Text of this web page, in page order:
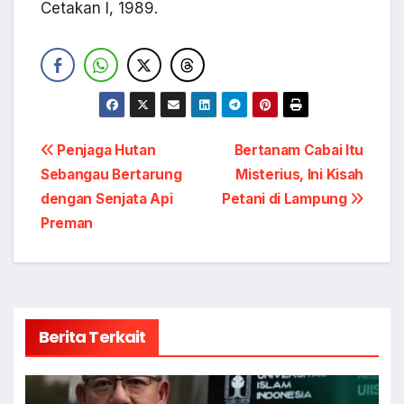
Cetakan I, 1989.
Navigasi
pos
Bertanam Cabai Itu
Misterius, Ini Kisah
Petani di Lampung
Penjaga Hutan
Sebangau Bertarung
dengan Senjata Api
Preman
Berita Terkait